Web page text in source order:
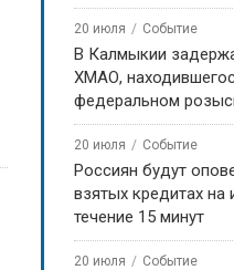
20 июля Событие
В Калмыкии
ХМАО,
федеральном
20 июля Событие
Россиян будут
взятых кредитах на
течение 15 минут
20 июля Событие